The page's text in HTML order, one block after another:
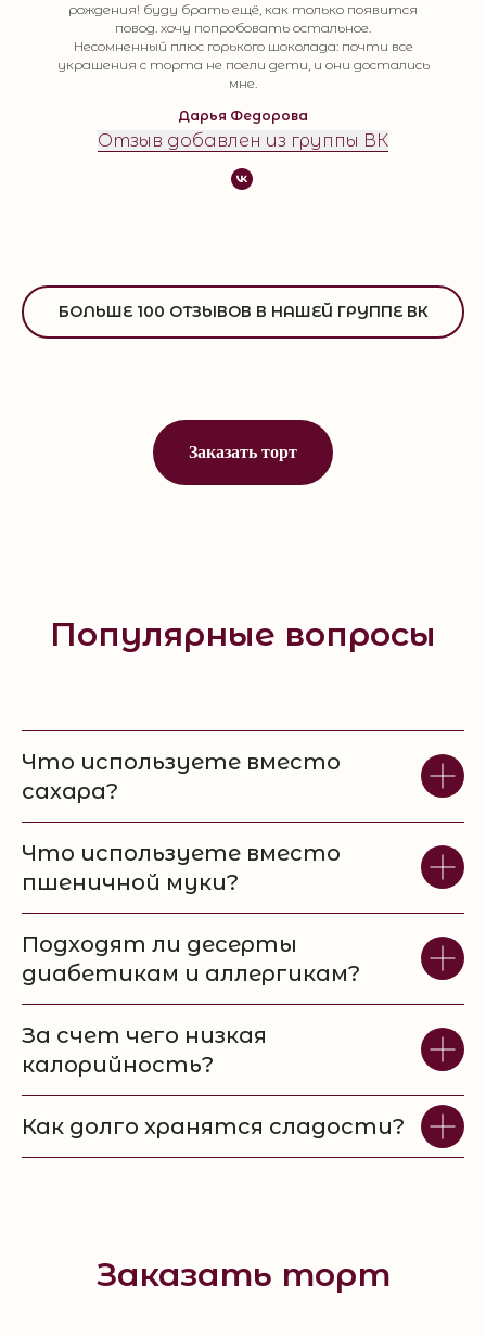
рождения! буду брать ещё, как только появится
повод. хочу попробовать остальное.
Несомненный плюс горького шоколада: почти все
украшения с торта не поели дети, и они достались
мне.
Дарья Федорова
Отзыв добавлен из группы ВК
БОЛЬШЕ 100 ОТЗЫВОВ В НАШЕЙ ГРУППЕ ВК
Заказать торт
Популярные вопросы
Что используете вместо
сахара?
Что используете вместо
пшеничной муки?
Подходят ли десерты
диабетикам и аллергикам?
За счет чего низкая
калорийность?
Как долго хранятся сладости?
Заказать торт